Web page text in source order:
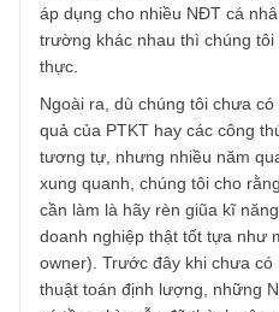
À vâng cám ơn câu hỏi thú
Phải thú thực chúng tôi
bởi vì có hàng trăm, hàng
PTKT cũng như các “công
NĐT cá nhân, song chúng
Như đã trả lời ở nhiều mục
nhà đầu cơ thành công
áp dụng cho nhiều NĐT cá
trường khác nhau thì